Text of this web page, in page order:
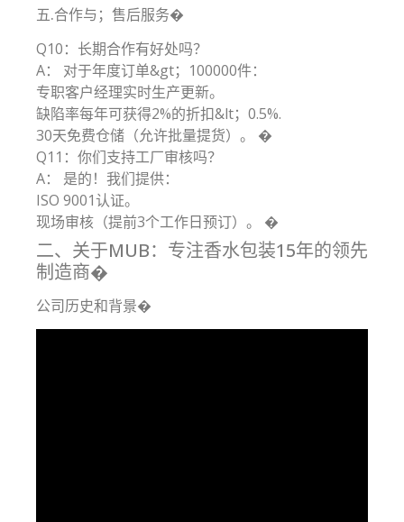
五.合作与；售后服务�
Q10：长期合作有好处吗？
A： 对于年度订单&gt；100000件：
专职客户经理实时生产更新。
缺陷率每年可获得2%的折扣&lt；0.5%.
30天免费仓储（允许批量提货）。 �
Q11：你们支持工厂审核吗？
A： 是的！我们提供：
ISO 9001认证。
现场审核（提前3个工作日预订）。 �
二、关于MUB：专注香水包装15年的领先
制造商�
公司历史和背景�